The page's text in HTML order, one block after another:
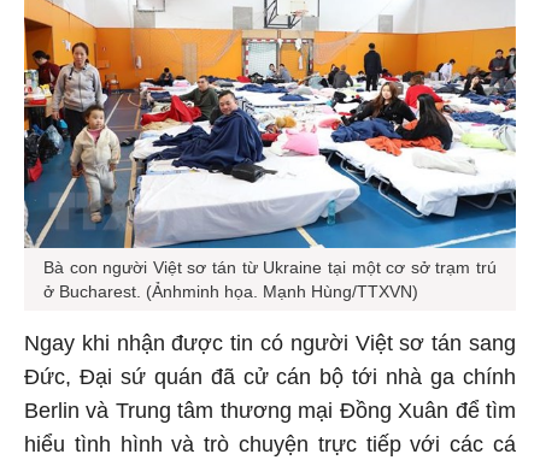
Bà con người Việt sơ tán từ Ukraine tại một cơ sở trạm trú
ở Bucharest. (Ảnhminh họa. Mạnh Hùng/TTXVN)
Ngay khi nhận được tin có người Việt sơ tán sang
Đức, Đại sứ quán đã cử cán bộ tới nhà ga chính
Berlin và Trung tâm thương mại Đồng Xuân để tìm
hiểu tình hình và trò chuyện trực tiếp với các cá